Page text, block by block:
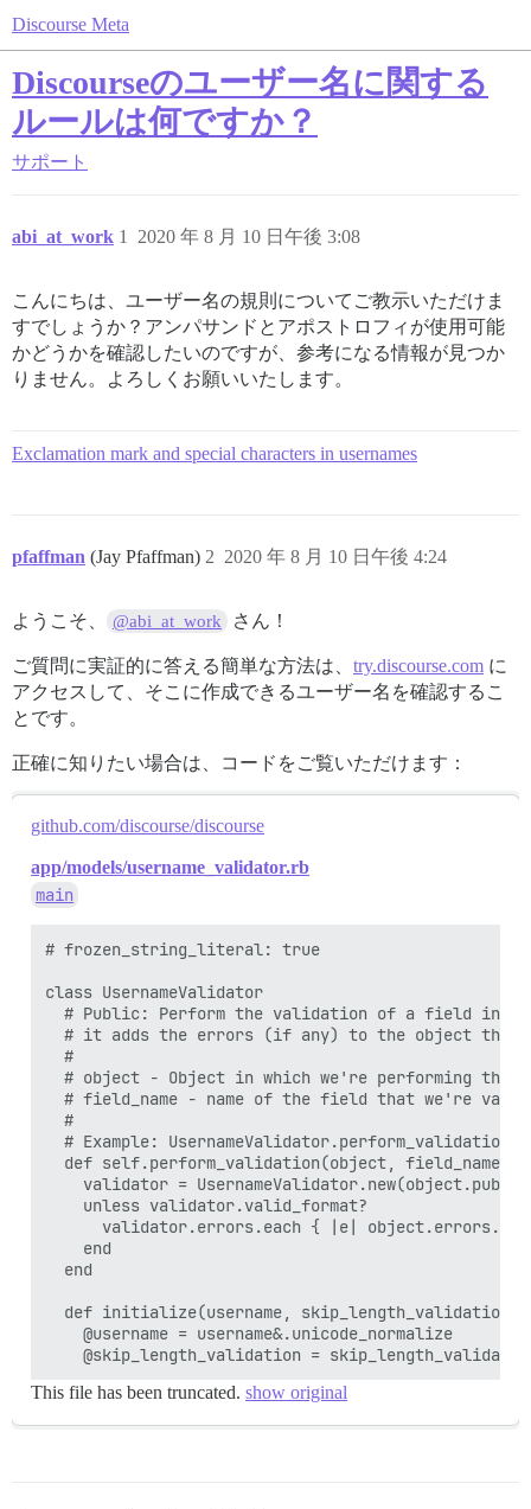
Discourse Meta
Discourseのユーザー名に関する
ルールは何ですか？
サポート
abi_at_work 2020 年 8 月 10 日午後 3:08
1
こんにちは、ユーザー名の規則についてご教示いただけま
すでしょうか？アンパサンドとアポストロフィが使用可能
かどうかを確認したいのですが、参考になる情報が見つか
りません。よろしくお願いいたします。
Exclamation mark and special characters in usernames
pfaffman (Jay Pfaffman) 2020 年 8 月 10 日午後 4:24
2
ようこそ、 @abi_at_work さん！
ご質問に実証的に答える簡単な方法は、 try.discourse.com に
アクセスして、そこに作成できるユーザー名を確認するこ
とです。
正確に知りたい場合は、コードをご覧いただけます：
github.com/discourse/discourse
app/models/username_validator.rb
main
# frozen_string_literal: true
class UsernameValidator
# Public: Perform the validation of a field in a
# it adds the errors (if any) to the object that
  #
# object - Object in which we're performing the
# field_name - name of the field that we're
  #
# Example:
def self.perform_validation(object, field_name,
validator =
    unless validator.valid_format?
validator.errors.each { |e|
    end
  end
def initialize(username, skip_length_validation:
    @username = username&.unicode_normalize
This file has been truncated. show original